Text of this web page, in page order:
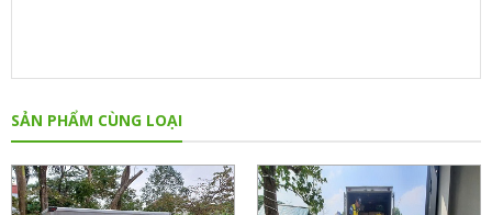
SẢN PHẨM CÙNG LOẠI